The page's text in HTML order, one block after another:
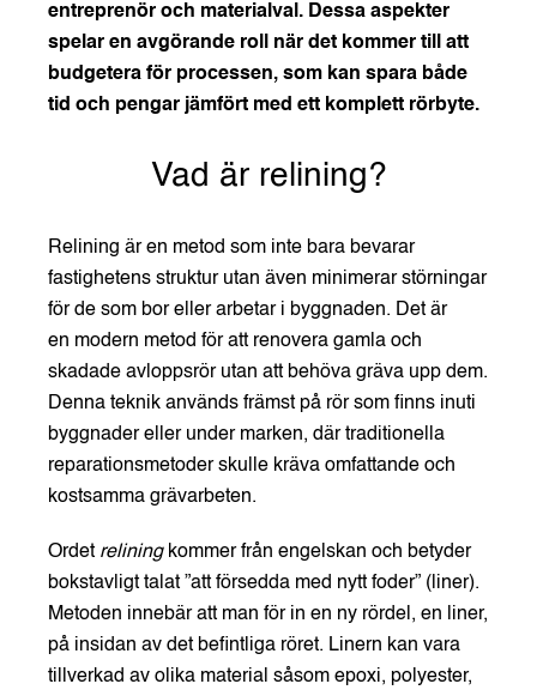
entreprenör och materialval. Dessa aspekter
spelar en avgörande roll när det kommer till att
budgetera för processen, som kan spara både
tid och pengar jämfört med ett komplett rörbyte.
Vad är relining?
Relining är en metod som inte bara bevarar
fastighetens struktur utan även minimerar störningar
för de som bor eller arbetar i byggnaden. Det är
en modern metod för att renovera gamla och
skadade avloppsrör utan att behöva gräva upp dem.
Denna teknik används främst på rör som finns inuti
byggnader eller under marken, där traditionella
reparationsmetoder skulle kräva omfattande och
kostsamma grävarbeten.
Ordet reliningkommer från engelskan och betyder
bokstavligt talat ”att försedda med nytt foder” (liner).
Metoden innebär att man för in en ny rördel, en liner,
på insidan av det befintliga röret. Linern kan vara
tillverkad av olika material såsom epoxi, polyester,